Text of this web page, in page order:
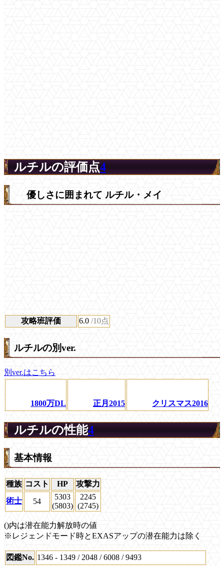
ルチルの評価点4
優しさに囲まれて ルチル・メイ
攻略班評価 6.0 /10点
ルチルの別ver.
別ver.はこちら
1800万DL 正月2015 クリスマス2016
ルチルの性能4
基本情報
種族 コスト HP
攻撃力
術士
54
5303
(5803)
2245
(2745)
()内は潜在能力解放時の値
※レジェンドモード時とEXASアップの潜在能力は除く
図鑑No. 1346 - 1349 / 2048 / 6008 / 9493